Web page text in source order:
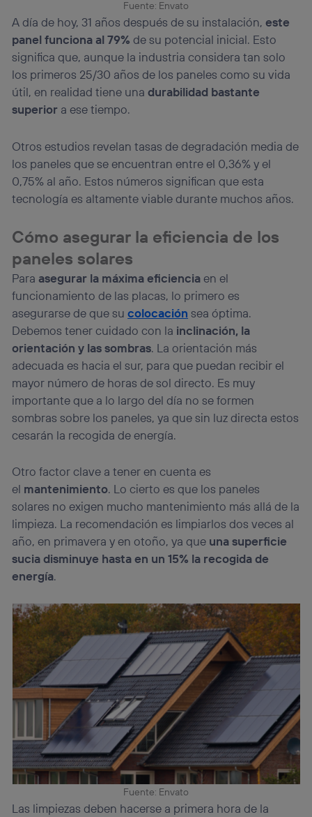
Fuente: Envato
A día de hoy, 31 años después de su instalación,este
panel funciona al 79% de su potencial inicial. Esto
significa que, aunque la industria considera tan solo
los primeros 25/30 años de los paneles como su vida
útil, en realidad tiene unadurabilidad bastante
superior a ese tiempo.
Otros estudios revelan tasas de degradación media de
los paneles que se encuentran entre el 0,36% y el
0,75% al año. Estos números significan que esta
tecnología es altamente viable durante muchos años.
Cómo asegurar la eficiencia de los
paneles solares
Para asegurar la máxima eficienciaen el
funcionamiento de las placas, lo primero es
asegurarse de que sucolocación sea óptima.
Debemos tener cuidado con la inclinación, la
orientación y las sombras. La orientación más
adecuada es hacia el sur, para que puedan recibir el
mayor número de horas de sol directo. Es muy
importante que a lo largo del día no se formen
sombras sobre los paneles, ya que sin luz directa estos
cesarán la recogida de energía.
Otro factor clave a tener en cuenta es
el mantenimiento. Lo cierto es que los paneles
solares no exigen mucho mantenimiento más allá de la
limpieza. La recomendación es limpiarlos dos veces al
año, en primavera y en otoño, ya que una superficie
sucia disminuye hasta en un 15% la recogida de
energía.
Fuente: Envato
Las limpiezas deben hacerse a primera hora de la